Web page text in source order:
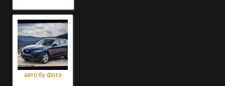
авто бу фото